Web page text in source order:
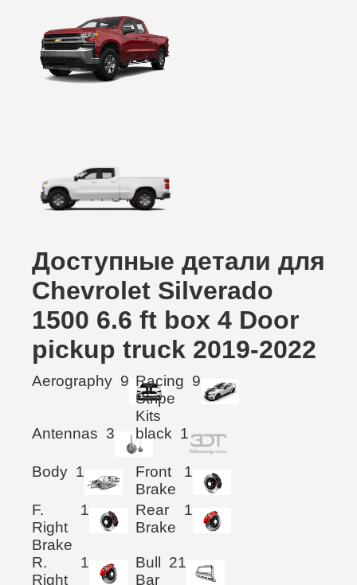
Доступные детали для
Chevrolet Silverado
1500 6.6 ft box 4 Door
pickup truck 2019-2022
Aerography 9 Racing
Stripe
Kits
9
Antennas 3 black 1
Body 1
Front
Brake
1
F.
Right
Brake
1
Rear
Brake
1
R.
Right
1
Bull
Bar
21